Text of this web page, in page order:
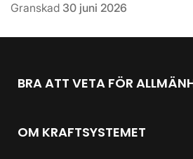
Granskad 30 juni 2026
BRA ATT VETA FÖR
OM KRAFTSYSTEMET